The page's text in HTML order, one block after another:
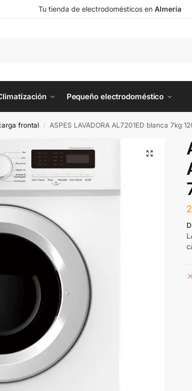
Tu tienda de electrodomésticos en Almería
Pequeño electrodoméstico
frontal / ASPES LAVADORA AL7201ED blanca 7kg